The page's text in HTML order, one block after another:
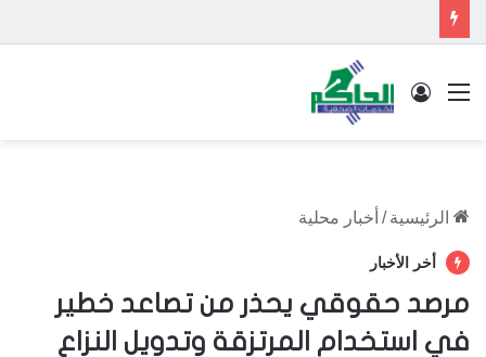
القائمة تسجيل الدخول
الرئيسية / أخبار محلية
أخر الأخبار
مرصد حقوقي يحذر من تصاعد خطير
في استخدام المرتزقة وتدويل النزاع